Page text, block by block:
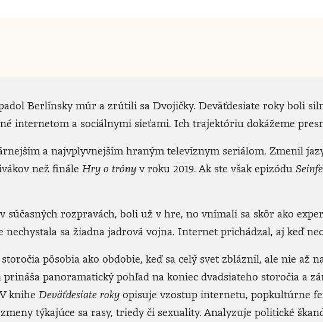
Berlínsky múr a zrútili sa Dvojičky. Deväťdesiate roky boli
internetom a sociálnymi sieťami. Ich trajektóriu dokážeme
a najvplyvnejším hraným televíznym seriálom. Zmenil
než finále Hry o tróny v roku 2019. Ak ste však epizódu
rozpravách, boli už v hre, no vnímali sa skôr ako
sa žiadna jadrová vojna. Internet prichádzal, aj keď
pôsobia ako obdobie, keď sa celý svet zbláznil, ale nie až
panoramatický pohľad na koniec dvadsiateho storočia a
knihe Deväťdesiate roky opisuje vzostup internetu, popkultúrne
týkajúce sa rasy, triedy či sexuality. Analyzuje politické